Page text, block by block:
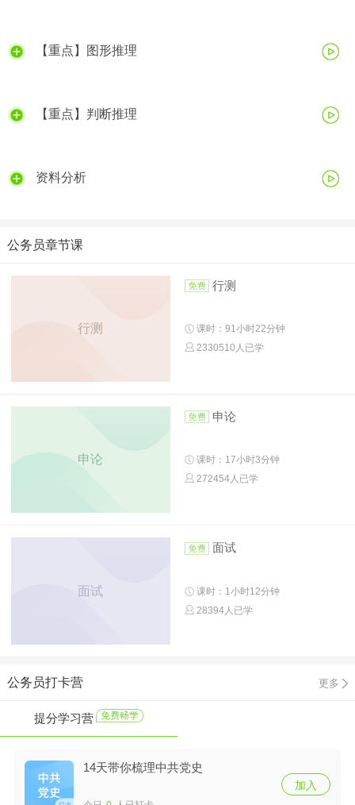
【重点】图形推理
【重点】判断推理
资料分析
公务员章节课
行测
行测
课时：91小时22分钟
2330510人已学
申论
申论
课时：17小时3分钟
272454人已学
面试
面试
课时：1小时12分钟
28394人已学
公务员打卡营 更多
提分学习营
14天带你梳理中共党史
加入